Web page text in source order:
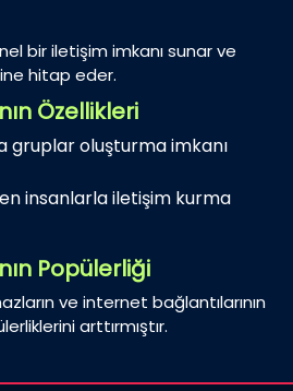
bir iletişim imkanı sunar ve
hitap eder.
Özellikleri
gruplar oluşturma imkanı
insanlarla iletişim kurma
Popülerliği
ve internet bağlantılarının
arttırmıştır.